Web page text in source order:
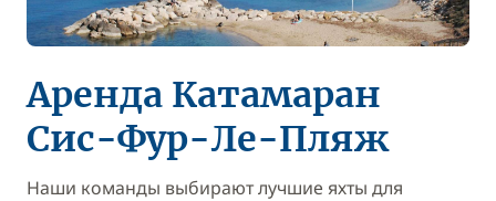
Аренда Катамаран
Сис-Фур-Ле-Пляж
Наши команды выбирают лучшие яхты для